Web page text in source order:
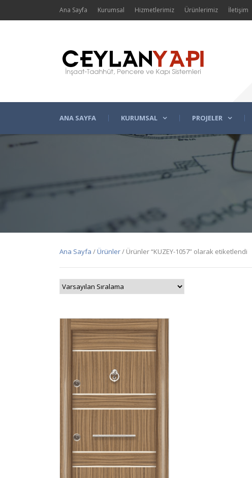
Ana Sayfa Kurumsal Hizmetlerimiz Ürünlerimiz İletişim
ANA SAYFA KURUMSAL PROJELER
Ana Sayfa /Ürünler/ Ürünler “KUZEY-1057” olarak etiketlendi